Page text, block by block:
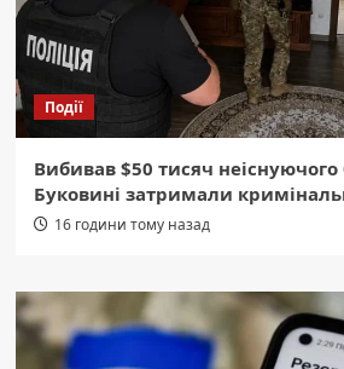
Події
Вибивав $50 тисяч неіснуючого
Буковині затримали
16 години тому назад